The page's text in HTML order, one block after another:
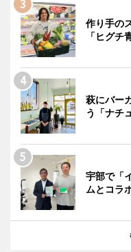
作り手の
「ヒグチ
萩にバー
う「ナチ
宇部で「
ムとコラ